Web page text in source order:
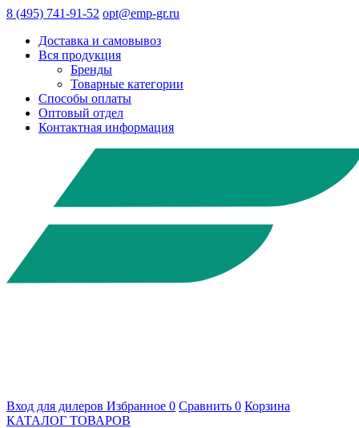
8 (495) 741-91-52 opt@emp-gr.ru
Доставка и самовывоз
Вся продукция
Бренды
Товарные категории
Способы оплаты
Оптовый отдел
Контактная информация
Вход для дилеров Избранное 0 Сравнить 0 Корзина
КАТАЛОГ ТОВАРОВ